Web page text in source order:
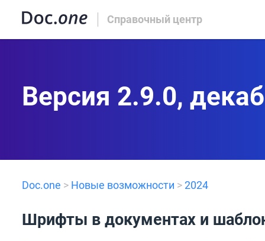
Справочный центр
Версия 2.9.0,
Doc.one > Новые возможности >2024
Шрифты в документах и